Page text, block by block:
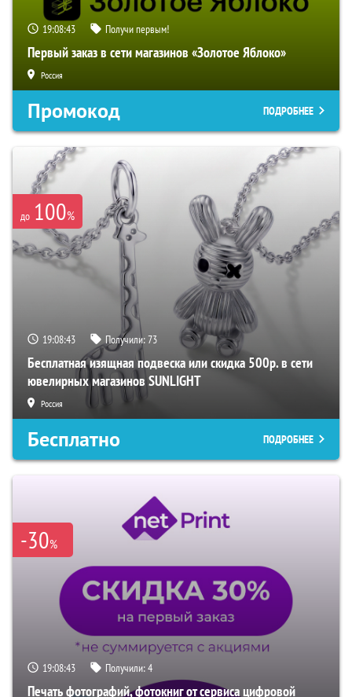
19:08:42 Получи первым!
Первый заказ в сети магазинов «Золотое Яблоко»
Россия
Промокод ПОДРОБНЕЕ
до 100%
19:08:42 Получили:73
Бесплатная изящная подвеска или скидка 500р. в сети
ювелирных магазинов SUNLIGHT
Россия
Бесплатно ПОДРОБНЕЕ
-30%
19:08:42 Получили:4
Печать фотографий, фотокниг от сервиса цифровой